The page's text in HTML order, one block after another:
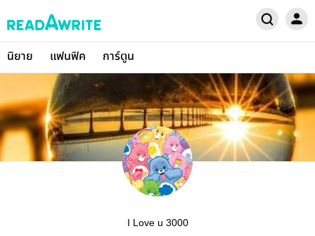
นิยาย แฟนฟิค การ์ตูน
I Love u 3000